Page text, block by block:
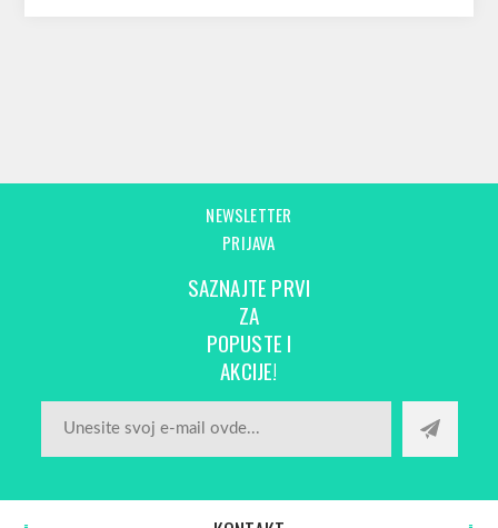
NEWSLETTER
PRIJAVA
SAZNAJTE PRVI
ZA
POPUSTE I
AKCIJE!